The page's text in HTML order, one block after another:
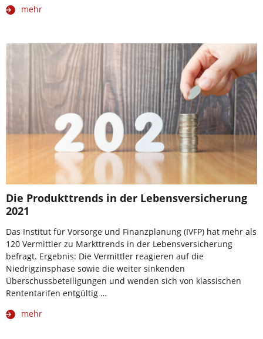
mehr
Die Produkttrends in der Lebensversicherung
2021
Das Institut für Vorsorge und Finanzplanung (IVFP) hat mehr als
120 Vermittler zu Markttrends in der Lebensversicherung
befragt. Ergebnis: Die Vermittler reagieren auf die
Niedrigzinsphase sowie die weiter sinkenden
Überschussbeteiligungen und wenden sich von klassischen
Rententarifen entgültig …
mehr